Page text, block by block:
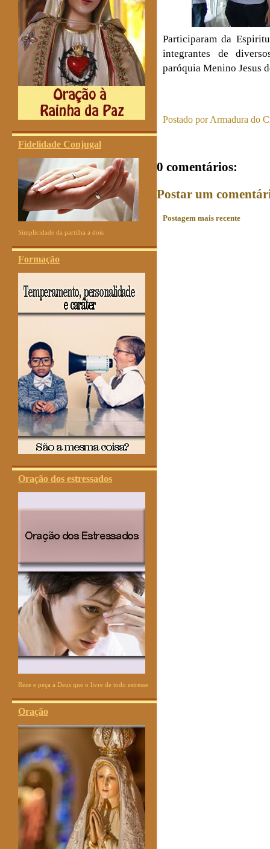
Fidelidade Conjugal
Simplicidade da partilha a dois
Formação
Oração dos estressados
Reze e peça a Deus que o livre de todo estresse
Oração
Participaram da
integrantes de
paróquia Menino Jesus
Postado porArmadura do
0 comentários:
Postar um
Postagem mais recente